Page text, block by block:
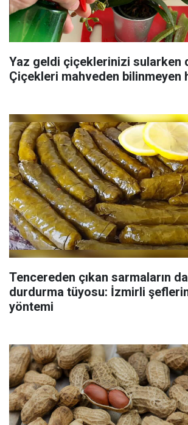
Yaz geldi çiçeklerinizi sularken
Çiçekleri mahveden bilinmeyen
Tencereden çıkan sarmaların
durdurma tüyosu: İzmirli
yöntemi